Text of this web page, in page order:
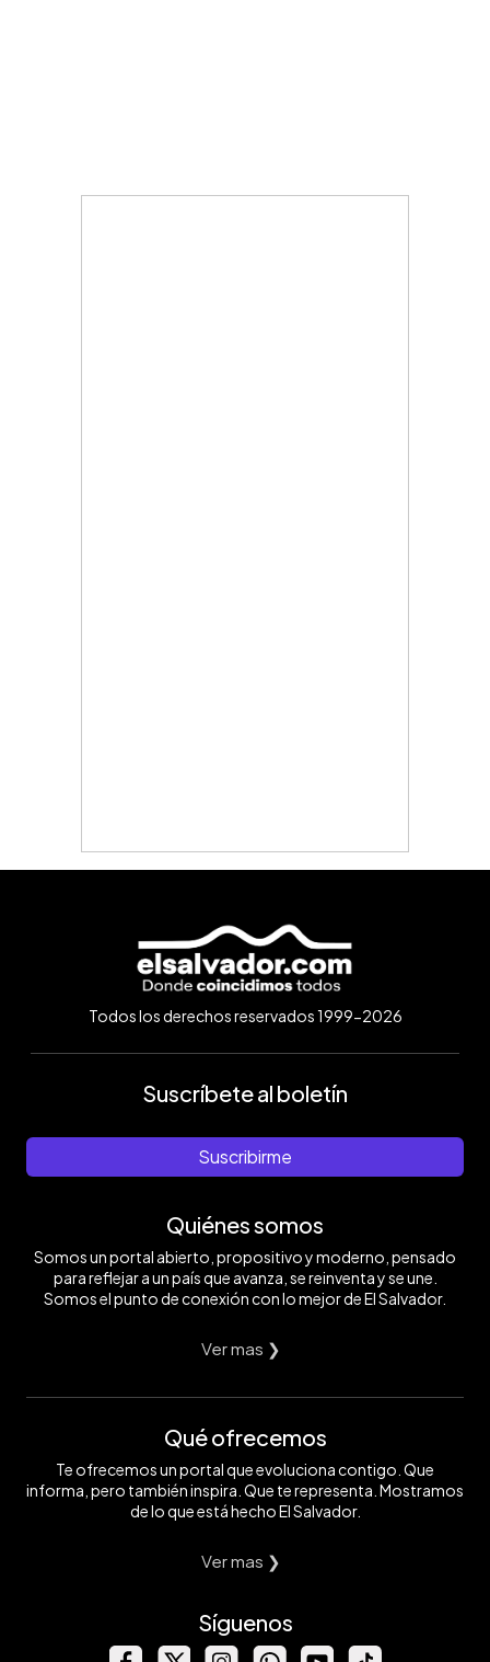
Todos los derechos reservados 1999-2026
Suscríbete al boletín
Suscribirme
Quiénes somos
Somos un portal abierto, propositivo y moderno, pensado
para reflejar a un país que avanza, se reinventa y se une.
Somos el punto de conexión con lo mejor de El Salvador.
Ver mas ❯
Qué ofrecemos
Te ofrecemos un portal que evoluciona contigo. Que
informa, pero también inspira. Que te representa. Mostramos
de lo que está hecho El Salvador.
Ver mas ❯
Síguenos